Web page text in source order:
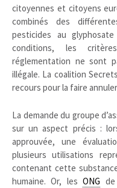
citoyennes et citoyens
combinés des
pesticides au
conditions, les
réglementation ne sont
illégale. La coalition
recours pour la faire
La demande du groupe
sur un aspect précis :
approuvée, une
plusieurs utilisations
contenant cette
humaine. Or, lesONG